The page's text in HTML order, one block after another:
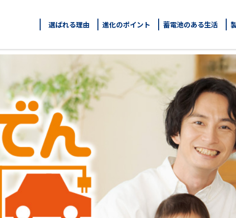
選ばれる理由 進化のポイント 蓄電池のある生活
ッド蓄電システム
ナンバーエイト]
No. 8
（ 】